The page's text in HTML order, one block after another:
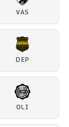
VAS
DEP
OLI